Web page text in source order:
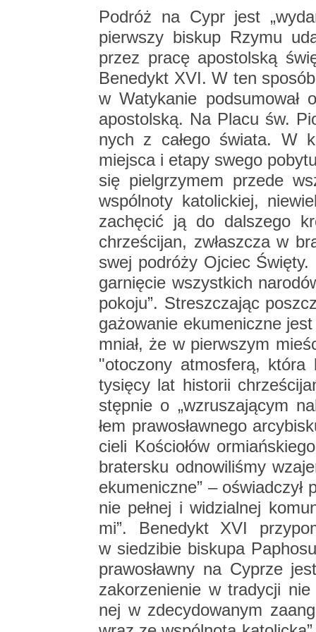
Po­dróż na Cypr jest
pierw­szy bi­skup Rzymu
przez pracę apo­stol­ską
Be­ne­dykt XVI. W ten
w Wa­ty­ka­nie pod­su­mo­wał
apo­stol­ską. Na Placu św.
nych z ca­łe­go świa­ta. W
miej­sca i etapy swego
się piel­grzy­mem przede
wspól­no­ty ka­to­lic­kiej,
za­chę­cić ją do dal­sze­go
chrze­ści­jan, zwłasz­cza w
swej po­dró­ży Oj­ciec
gar­nię­cie wszyst­kich
po­ko­ju”. Stresz­cza­jąc
ga­żo­wa­nie eku­me­nicz­ne
mniał, że w pierw­szym
"oto­czo­ny at­mos­fe­rą, która
ty­się­cy lat hi­sto­rii
stęp­nie o „wzru­sza­ją­cym
łem pra­wo­sław­ne­go
cie­li Ko­ścio­łów
bra­ter­sku od­no­wi­li­śmy
eku­me­nicz­ne” – oświad­czył
nie peł­nej i wi­dzial­nej
mi”. Be­ne­dykt XVI
w sie­dzi­bie bi­sku­pa
pra­wo­sław­ny na Cy­prze
za­ko­rze­nie­nie w tra­dy­cji
nej w zde­cy­do­wa­nym